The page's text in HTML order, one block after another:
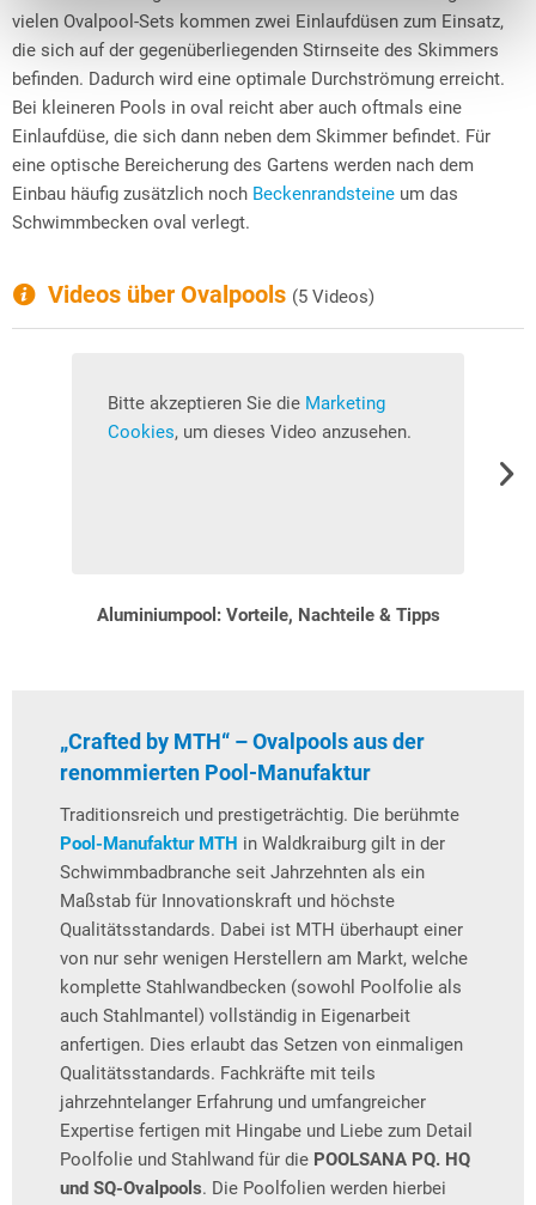
vielen Ovalpool-Sets kommen zwei Einlaufdüsen zum Einsatz,
die sich auf der gegenüberliegenden Stirnseite des Skimmers
befinden. Dadurch wird eine optimale Durchströmung erreicht.
Bei kleineren Pools in oval reicht aber auch oftmals eine
Einlaufdüse, die sich dann neben dem Skimmer befindet. Für
eine optische Bereicherung des Gartens werden nach dem
Einbau häufig zusätzlich noch Beckenrandsteine um das
Schwimmbecken oval verlegt.
Videos über Ovalpools (5 Videos)
Bitte akzeptieren Sie die Marketing
Cookies, um dieses Video anzusehen.
Aluminiumpool: Vorteile, Nachteile & Tipps
„Crafted by MTH“ – Ovalpools aus der
renommierten Pool-Manufaktur
Traditionsreich und prestigeträchtig. Die berühmte
Pool-Manufaktur MTH in Waldkraiburg gilt in der
Schwimmbadbranche seit Jahrzehnten als ein
Maßstab für Innovationskraft und höchste
Qualitätsstandards. Dabei ist MTH überhaupt einer
von nur sehr wenigen Herstellern am Markt, welche
komplette Stahlwandbecken (sowohl Poolfolie als
auch Stahlmantel) vollständig in Eigenarbeit
anfertigen. Dies erlaubt das Setzen von einmaligen
Qualitätsstandards. Fachkräfte mit teils
jahrzehntelanger Erfahrung und umfangreicher
Expertise fertigen mit Hingabe und Liebe zum Detail
Poolfolie und Stahlwand für die POOLSANA PQ. HQ
und SQ-Ovalpools. Die Poolfolien werden hierbei